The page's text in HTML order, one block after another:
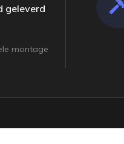
geleverd
montage